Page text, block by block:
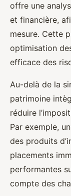
offre une
et financière,
mesure. Cette
optimisation
efficace des
Au-delà de la
patrimoine
réduire
Par exemple,
des produits
placements
performantes
compte des